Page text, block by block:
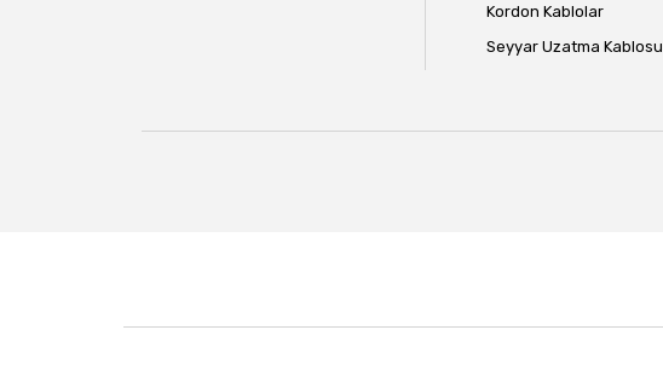
Kordon Kablolar
Seyyar Uzatma Kablosu